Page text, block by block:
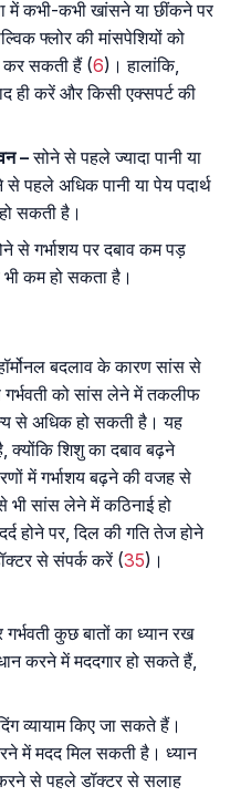
में कभी-कभी खांसने या छींकने पर
फ्लोर की मांसपेशियों को
सकती हैं (6)। हालांकि,
ही करें और किसी एक्सपर्ट की
–सोने से पहले ज्यादा पानी या
पहले अधिक पानी या पेय पदार्थ
सकती है।
से गर्भाशय पर दबाव कम पड़
कम हो सकता है।
बदलाव के कारण सांस से
को सांस लेने में तकलीफ
से अधिक हो सकती है। यह
क्योंकि शिशु का दबाव बढ़ने
में गर्भाशय बढ़ने की वजह से
भी सांस लेने में कठिनाई हो
होने पर, दिल की गति तेज होने
से संपर्क करें (35)।
कुछ बातों का ध्यान रख
करने में मददगार हो सकते हैं,
व्यायाम किए जा सकते हैं।
में मदद मिल सकती है। ध्यान
करने से पहले डॉक्टर से सलाह